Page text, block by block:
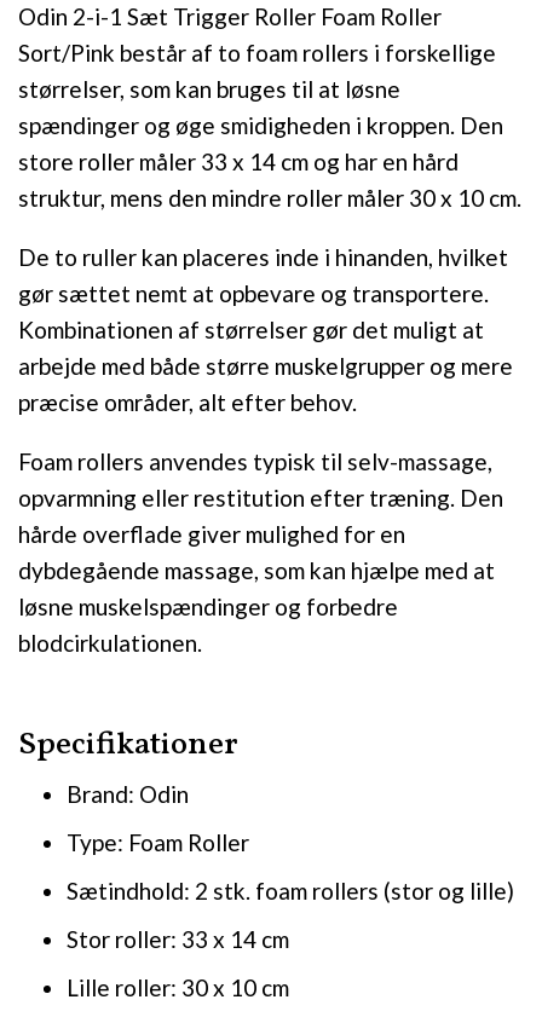
Odin 2-i-1 Sæt Trigger Roller Foam Roller
Sort/Pink består af to foam rollers i forskellige
størrelser, som kan bruges til at løsne
spændinger og øge smidigheden i kroppen. Den
store roller måler 33 x 14 cm og har en hård
struktur, mens den mindre roller måler 30 x 10 cm.
De to ruller kan placeres inde i hinanden, hvilket
gør sættet nemt at opbevare og transportere.
Kombinationen af størrelser gør det muligt at
arbejde med både større muskelgrupper og mere
præcise områder, alt efter behov.
Foam rollers anvendes typisk til selv-massage,
opvarmning eller restitution efter træning. Den
hårde overflade giver mulighed for en
dybdegående massage, som kan hjælpe med at
løsne muskelspændinger og forbedre
blodcirkulationen.
Specifikationer
Brand: Odin
Type: Foam Roller
Sætindhold: 2 stk. foam rollers (stor og lille)
Stor roller: 33 x 14 cm
Lille roller: 30 x 10 cm